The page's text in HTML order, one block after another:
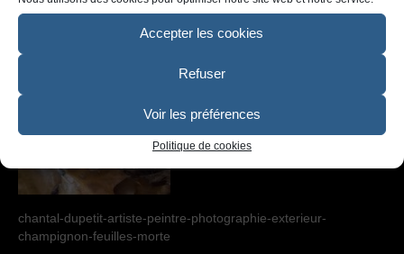
Accepter les cookies
Refuser
Voir les préférences
Politique de cookies
PHOTOGRAPHIE URBEX
RELOOKING FAUTEUILS & MEUBLES
REPRODUCTION DE PHOTO
ACQUÉRIR UNE OEUVRE
EXPOSITIONS
PHOTOS DE L’ARTISTE
chantal-dupetit-artiste-peintre-photographie-exterieur-
champignon-feuilles-morte